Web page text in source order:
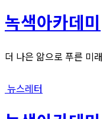
녹색아카데미
더 나은 앎으로 푸른 미
뉴스레터